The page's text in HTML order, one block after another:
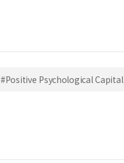
#Positive Psychological Capital